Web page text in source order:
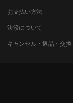
お支払い方法
決済について
キャンセル・返品・交換